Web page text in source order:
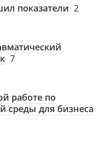
показатели 2
7
работе по
среды для бизнеса